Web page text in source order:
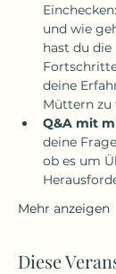
und wie
hast du die
deine
Müttern zu
Q&A mit
deine
ob es um
Mehr anzeigen
Diese